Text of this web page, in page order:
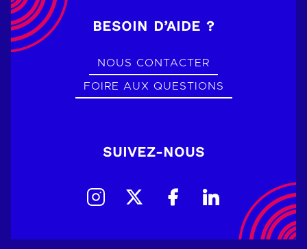
BESOIN D’AIDE ?
NOUS CONTACTER
FOIRE AUX QUESTIONS
SUIVEZ-NOUS